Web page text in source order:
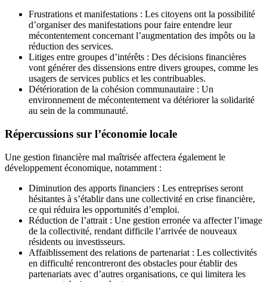
Frustrations et manifestations : Les citoyens ont la possibilité
d’organiser des manifestations pour faire entendre leur
mécontentement concernant l’augmentation des impôts ou la
réduction des services.
Litiges entre groupes d’intérêts : Des décisions financières
vont générer des dissensions entre divers groupes, comme les
usagers de services publics et les contribuables.
Détérioration de la cohésion communautaire : Un
environnement de mécontentement va détériorer la solidarité
au sein de la communauté.
Répercussions sur l’économie locale
Une gestion financière mal maîtrisée affectera également le
développement économique, notamment :
Diminution des apports financiers : Les entreprises seront
hésitantes à s’établir dans une collectivité en crise financière,
ce qui réduira les opportunités d’emploi.
Réduction de l’attrait : Une gestion erronée va affecter l’image
de la collectivité, rendant difficile l’arrivée de nouveaux
résidents ou investisseurs.
Affaiblissement des relations de partenariat : Les collectivités
en difficulté rencontreront des obstacles pour établir des
partenariats avec d’autres organisations, ce qui limitera les